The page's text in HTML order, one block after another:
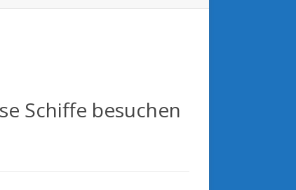
Schiffe besuchen